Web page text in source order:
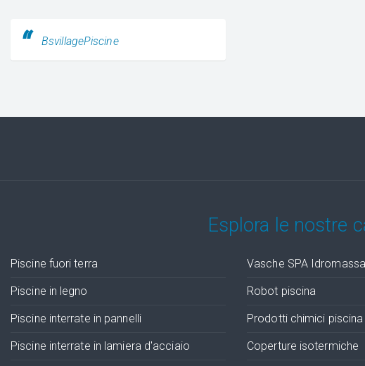
BsvillagePiscine
Esplora le nostre
Piscine fuori terra
Piscine in legno
Piscine interrate in pannelli
Piscine interrate in lamiera d'acciaio
Vasche SPA
Robot piscina
Prodotti chimici piscina
Coperture isotermiche